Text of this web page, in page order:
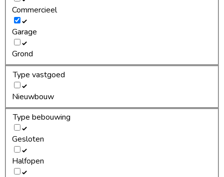
Commercieel
Garage
Grond
Type vastgoed
Nieuwbouw
Type bebouwing
Gesloten
Halfopen